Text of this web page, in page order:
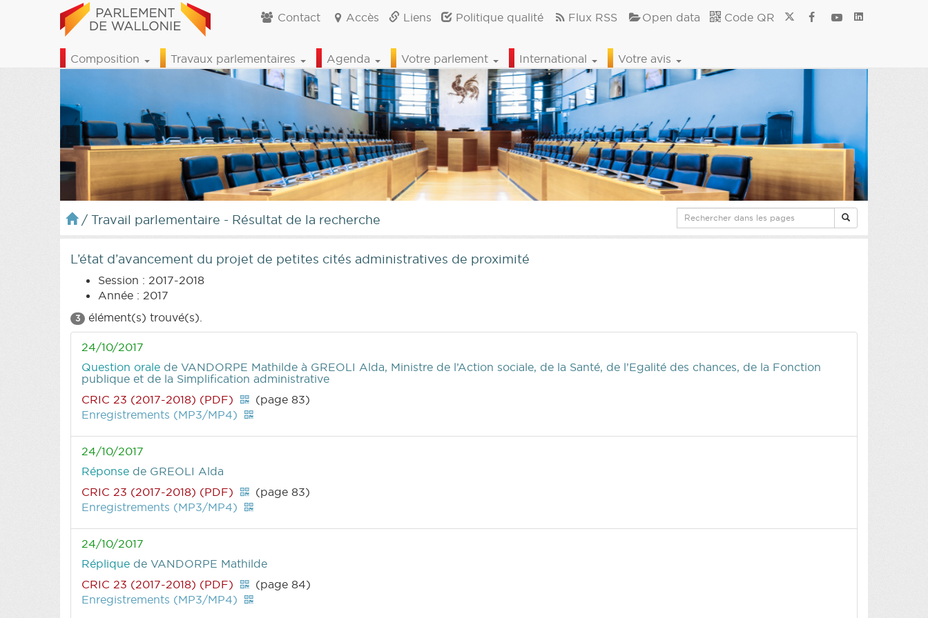
Contact Accès Liens Politique qualité Flux RSS Open data Code QR
Composition Travaux parlementaires Agenda Votre parlement International Votre avis
/ Travail parlementaire - Résultat de la recherche
L’état d’avancement du projet de petites cités administratives de proximité
Session : 2017-2018
Année : 2017
3 élément(s) trouvé(s).
24/10/2017
Question orale de VANDORPE Mathilde à GREOLI Alda, Ministre de l’Action sociale, de la Santé, de l’Egalité des chances, de la Fonction
publique et de la Simplification administrative
CRIC 23 (2017-2018) (PDF)
(page 83)
Enregistrements (MP3/MP4)
24/10/2017
Réponse de GREOLI Alda
CRIC 23 (2017-2018) (PDF)
(page 83)
Enregistrements (MP3/MP4)
24/10/2017
Réplique de VANDORPE Mathilde
CRIC 23 (2017-2018) (PDF)
(page 84)
Enregistrements (MP3/MP4)